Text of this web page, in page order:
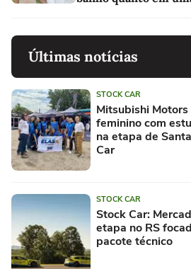
Últimas notícias
STOCK CAR
Mitsubishi
feminino com
na etapa de
Car
STOCK CAR
Stock Car:
etapa no RS
pacote técnico